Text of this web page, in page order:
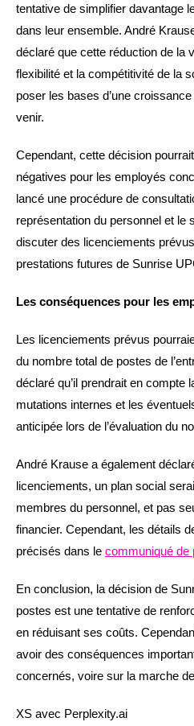
tentative de simplifier davantage
dans leur ensemble. André
déclaré que cette réduction de la
flexibilité et la compétitivité de la
poser les bases d’une
venir.
Cependant, cette décision
négatives pour les employés
lancé une procédure de
représentation du personnel et le
discuter des licenciements
prestations futures de Sunrise
Les conséquences pour les
Les licenciements prévus
du nombre total de postes de
déclaré qu’il prendrait en compte
mutations internes et les
anticipée lors de l’évaluation du
André Krause a également
licenciements, un plan social
membres du personnel, et pas
financier. Cependant, les détails
précisés dans le communiqué de
En conclusion, la décision de
postes est une tentative de
en réduisant ses coûts.
avoir des conséquences
concernés, voire sur la marche
XS avec Perplexity.ai